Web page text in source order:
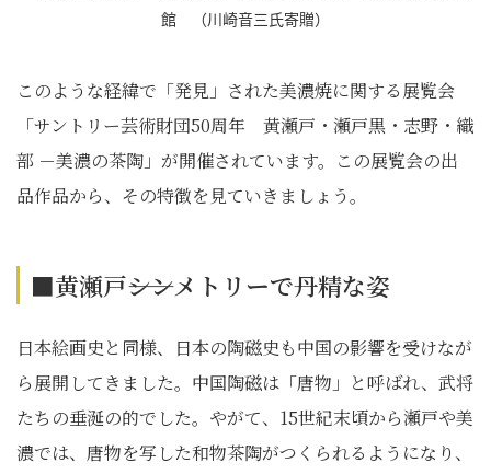
館 （川崎音三氏寄贈）
このような経緯で「発見」された美濃焼に関する展覧会
「サントリー芸術財団50周年 黄瀬戸・瀬戸黒・志野・織
部 －美濃の茶陶」が開催されています。この展覧会の出
品作品から、その特徴を見ていきましょう。
■黄瀬戸――シンメトリーで丹精な姿
日本絵画史と同様、日本の陶磁史も中国の影響を受けなが
ら展開してきました。中国陶磁は「唐物」と呼ばれ、武将
たちの垂涎の的でした。やがて、15世紀末頃から瀬戸や美
濃では、唐物を写した和物茶陶がつくられるようになり、